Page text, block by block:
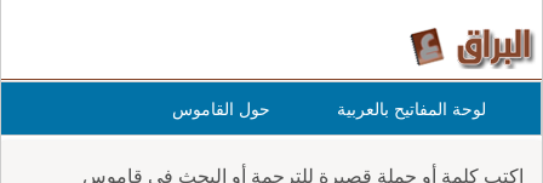
لوحة المفاتيح بالعربية حول القاموس
اكتب كلمة أو جملة قصيرة للترجمة أو البحث في قاموس